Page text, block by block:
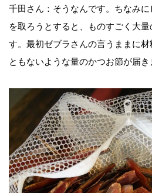
千田さん：そうなんです。ちなみ
を取ろうとすると、ものすごく大
す。最初ゼブラさんの言うままに
ともないような量のかつお節が届き